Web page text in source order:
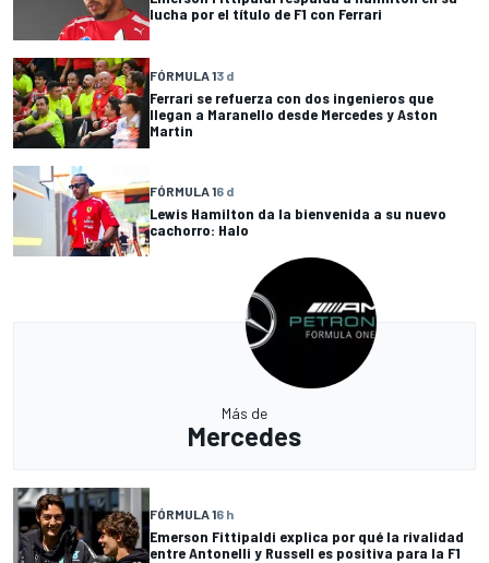
lucha por el título de F1 con Ferrari
FÓRMULA 13 d
Ferrari se refuerza con dos ingenieros que
llegan a Maranello desde Mercedes y Aston
Martin
FÓRMULA 16 d
Lewis Hamilton da la bienvenida a su nuevo
cachorro: Halo
Más de
Mercedes
FÓRMULA 16 h
Emerson Fittipaldi explica por qué la rivalidad
entre Antonelli y Russell es positiva para la F1